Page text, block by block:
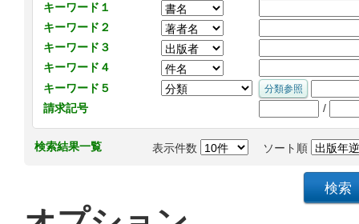
キーワード１
キーワード２
キーワード３
キーワード４
キーワード５
請求記号
/
検索結果一覧 表示件数 ソート順